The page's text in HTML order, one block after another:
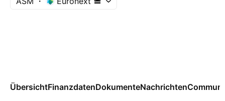
ÜbersichtFinanzdatenDokumenteNachrichten